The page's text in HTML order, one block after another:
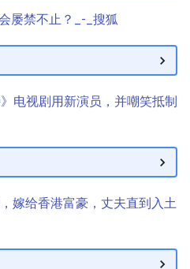
屡禁不止？_-_搜狐
电视剧用新演员，并嘲笑抵制
嫁给香港富豪，丈夫直到入土